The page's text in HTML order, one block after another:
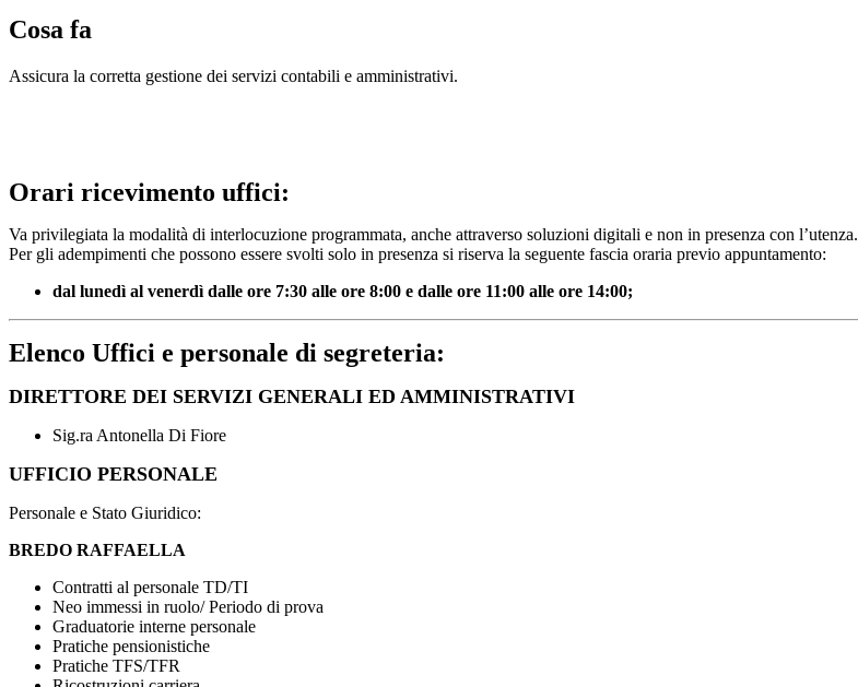
Cosa fa
Assicura la corretta gestione dei servizi contabili e amministrativi.
Orari ricevimento uffici:
Va privilegiata la modalità di interlocuzione programmata, anche attraverso soluzioni digitali e non in presenza con l’utenza.
Per gli adempimenti che possono essere svolti solo in presenza si riserva la seguente fascia oraria previo appuntamento:
dal lunedì al venerdì dalle ore 7:30 alle ore 8:00 e dalle ore 11:00 alle ore 14:00;
Elenco Uffici e personale di segreteria:
DIRETTORE DEI SERVIZI GENERALI ED AMMINISTRATIVI
Sig.ra Antonella Di Fiore
UFFICIO PERSONALE
Personale e Stato Giuridico:
BREDO RAFFAELLA
Contratti al personale TD/TI
Neo immessi in ruolo/ Periodo di prova
Graduatorie interne personale
Pratiche pensionistiche
Pratiche TFS/TFR